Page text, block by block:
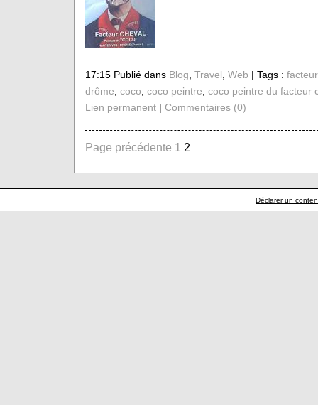
17:15 Publié dans Blog, Travel, Web | Tags :
drôme, coco, coco peintre, coco peintre du facteur
Lien permanent| Commentaires (0)
Page précédente 1 2
Déclarer un